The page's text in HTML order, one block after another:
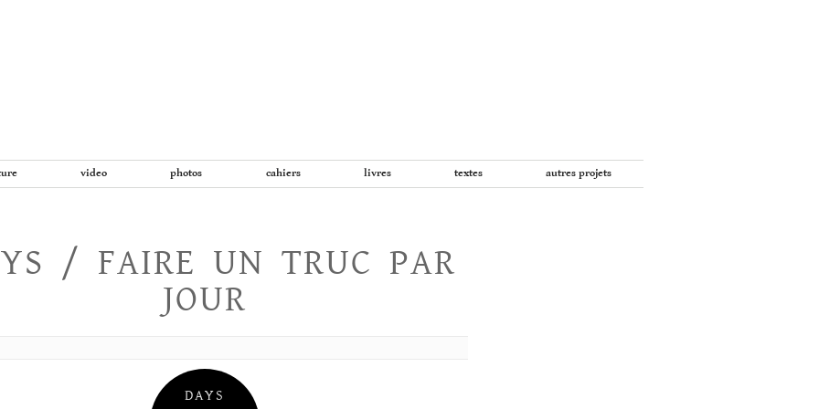
video photos cahiers livres textes autres projets
/ FAIRE UN TRUC PAR
JOUR
DAYS